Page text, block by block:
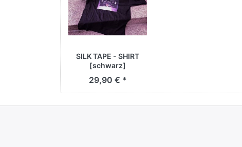
SILK TAPE - SHIRT
[schwarz]
29,90 € *